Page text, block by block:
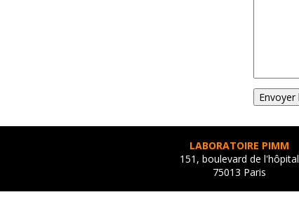
LABORATOIRE PIMM
151, boulevard de l'hôpital
75013 Paris